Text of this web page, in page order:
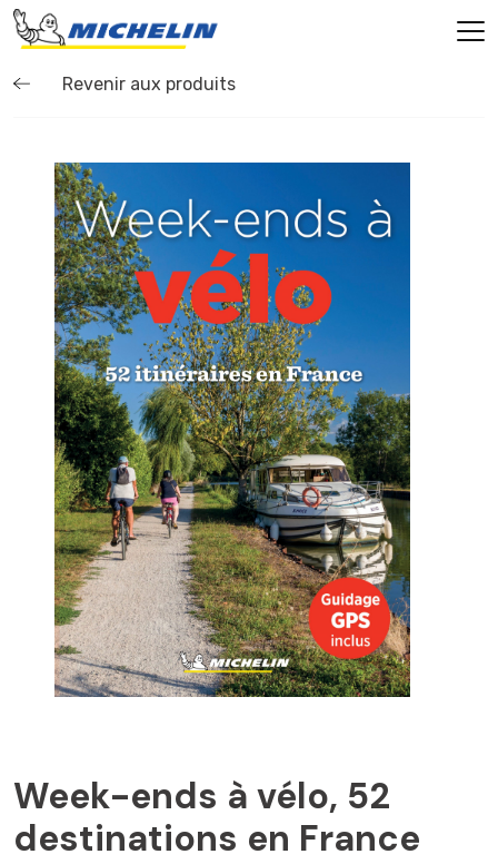
Revenir aux produits
Week-ends à vélo, 52
destinations en France